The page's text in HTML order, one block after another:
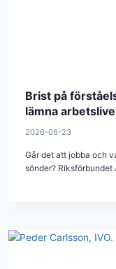
Brist på
lämna
2026-06-23
Går det att jobba och
sönder?